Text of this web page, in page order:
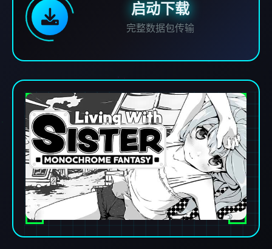
启动下载
完整数据包传输